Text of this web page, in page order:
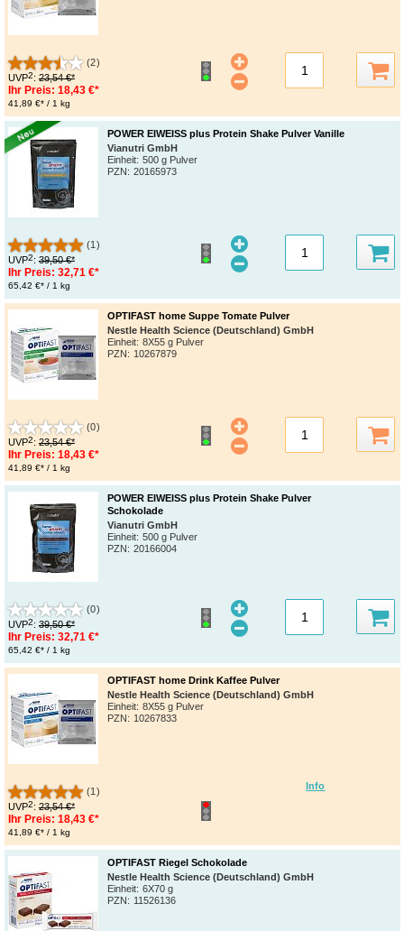
(2)
UVP2: 23,54 €*
Ihr Preis: 18,43 €*
41,89 €* / 1 kg
POWER EIWEISS plus Protein Shake Pulver Vanille
Vianutri GmbH
Einheit: 500 g Pulver
PZN: 20165973
(1)
UVP2: 39,50 €*
Ihr Preis: 32,71 €*
65,42 €* / 1 kg
OPTIFAST home Suppe Tomate Pulver
Nestle Health Science (Deutschland) GmbH
Einheit: 8X55 g Pulver
PZN: 10267879
(0)
UVP2: 23,54 €*
Ihr Preis: 18,43 €*
41,89 €* / 1 kg
POWER EIWEISS plus Protein Shake Pulver
Schokolade
Vianutri GmbH
Einheit: 500 g Pulver
PZN: 20166004
(0)
UVP2: 39,50 €*
Ihr Preis: 32,71 €*
65,42 €* / 1 kg
Info
OPTIFAST home Drink Kaffee Pulver
Nestle Health Science (Deutschland) GmbH
Einheit: 8X55 g Pulver
PZN: 10267833
(1)
UVP2: 23,54 €*
Ihr Preis: 18,43 €*
41,89 €* / 1 kg
OPTIFAST Riegel Schokolade
Nestle Health Science (Deutschland) GmbH
Einheit: 6X70 g
PZN: 11526136